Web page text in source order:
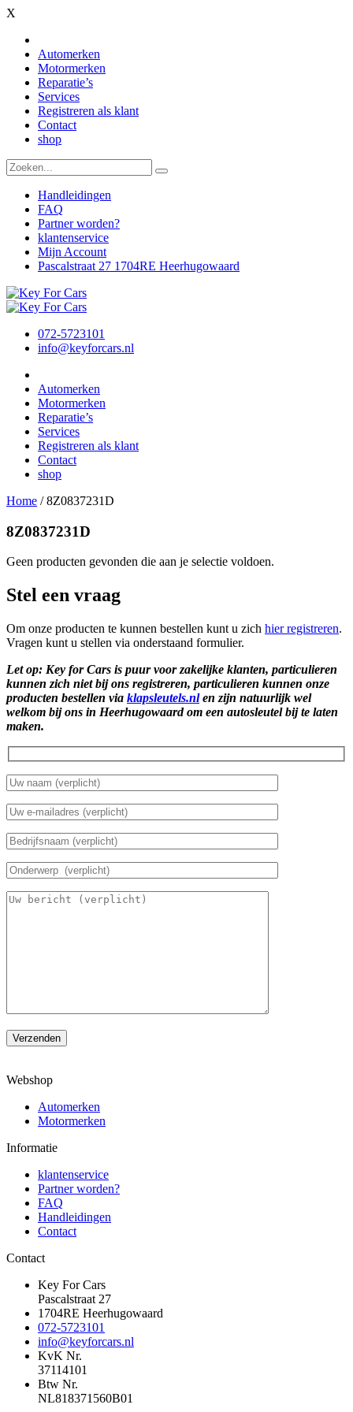
X
Automerken
Motormerken
Reparatie’s
Services
Registreren als klant
Contact
shop
Handleidingen
FAQ
Partner worden?
klantenservice
Mijn Account
Pascalstraat 27 1704RE Heerhugowaard
072-5723101
info@keyforcars.nl
Automerken
Motormerken
Reparatie’s
Services
Registreren als klant
Contact
shop
Home /8Z0837231D
8Z0837231D
Geen producten gevonden die aan je selectie voldoen.
Stel een vraag
Om onze producten te kunnen bestellen kunt u zich hier registreren.
Vragen kunt u stellen via onderstaand formulier.
Let op: Key for Cars is puur voor zakelijke klanten, particulieren
kunnen zich niet bij ons registreren, particulieren kunnen onze
producten bestellen via klapsleutels.nlen zijn natuurlijk wel
welkom bij ons in Heerhugowaard om een autosleutel bij te laten
maken.
Verzenden
Webshop
Automerken
Motormerken
Informatie
klantenservice
Partner worden?
FAQ
Handleidingen
Contact
Contact
Key For Cars
Pascalstraat 27
1704RE Heerhugowaard
072-5723101
info@keyforcars.nl
KvK Nr.
37114101
Btw Nr.
NL818371560B01